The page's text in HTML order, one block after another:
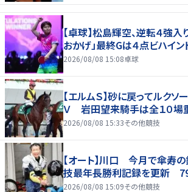
【卓球】松島輝空、逆転４強入
おかげ」最終Gは４点ビハイ
2026/08/08 15:08卓球
【エルムＳ】砂に戻ってルクソ
Ｖ 岩田望来騎手は全１０場
2026/08/08 15:33その他競技
【オート】川口 今月で傘寿
技最年長勝利記録を更新
2026/08/08 15:09その他競技